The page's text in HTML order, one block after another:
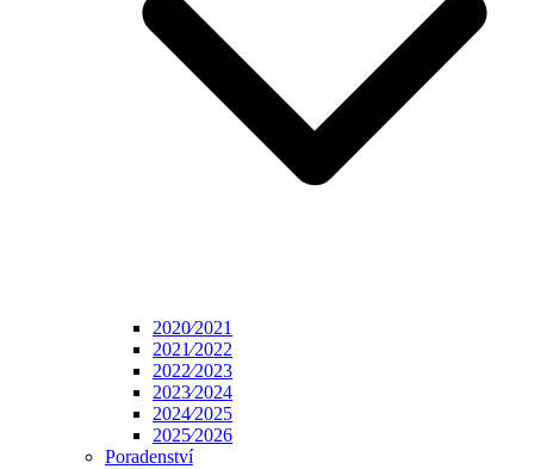
2020⁄2021
2021⁄2022
2022⁄2023
2023⁄2024
2024⁄2025
2025⁄2026
Poradenství